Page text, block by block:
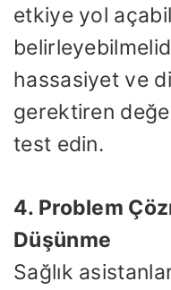
etkiye yol
hassasiyet ve
gerektiren
test edin.
4. Problem
Düşünme
Sağlık